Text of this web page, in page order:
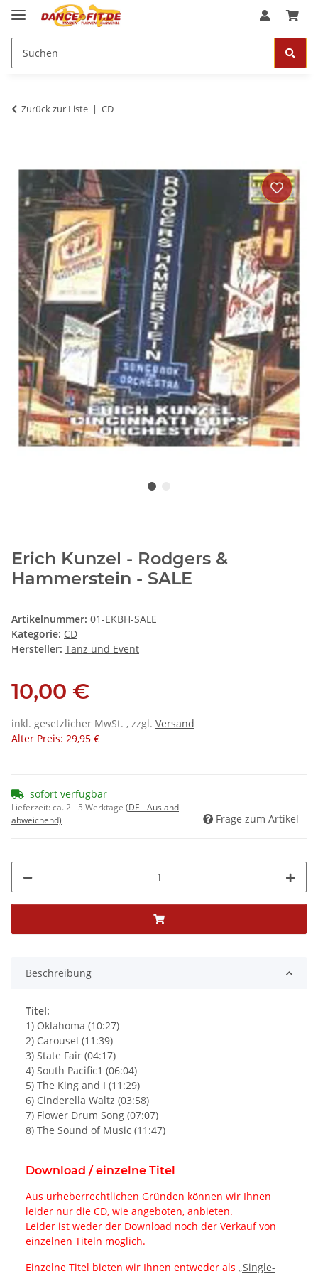
Zurück zur Liste CD
Erich Kunzel - Rodgers &
Hammerstein - SALE
Artikelnummer: 01-EKBH-SALE
Kategorie: CD
Hersteller: Tanz und Event
10,00 €
inkl. gesetzlicher MwSt. , zzgl. Versand
Alter Preis: 29,95 €
sofort verfügbar
Lieferzeit:ca. 2 - 5 Werktage (DE - Ausland
abweichend)
Frage zum Artikel
Beschreibung
Titel:
1) Oklahoma (10:27)
2) Carousel (11:39)
3) State Fair (04:17)
4) South Pacific1 (06:04)
5) The King and I (11:29)
6) Cinderella Waltz (03:58)
7) Flower Drum Song (07:07)
8) The Sound of Music (11:47)
Download / einzelne Titel
Aus urheberrechtlichen Gründen können wir Ihnen
leider nur die CD, wie angeboten, anbieten.
Leider ist weder der Download noch der Verkauf von
einzelnen Titeln möglich.
Einzelne Titel bieten wir Ihnen entweder als „Single-